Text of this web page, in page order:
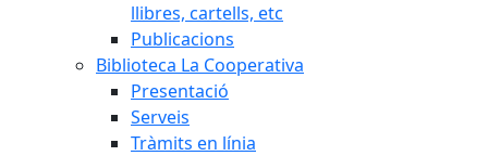
llibres, cartells, etc
Publicacions
Biblioteca La Cooperativa
Presentació
Serveis
Tràmits en línia